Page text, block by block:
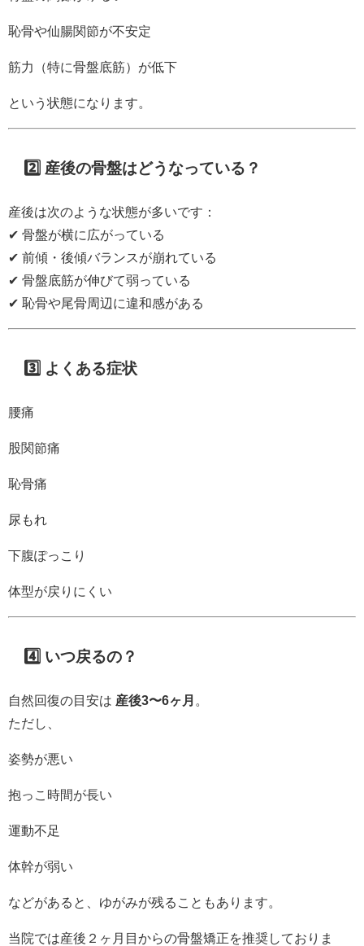
恥骨や仙腸関節が不安定
筋力（特に骨盤底筋）が低下
という状態になります。
2️⃣ 産後の骨盤はどうなっている？
産後は次のような状態が多いです：
✔ 骨盤が横に広がっている
✔ 前傾・後傾バランスが崩れている
✔ 骨盤底筋が伸びて弱っている
✔ 恥骨や尾骨周辺に違和感がある
3️⃣ よくある症状
腰痛
股関節痛
恥骨痛
尿もれ
下腹ぽっこり
体型が戻りにくい
4️⃣ いつ戻るの？
自然回復の目安は 産後3〜6ヶ月 。
ただし、
姿勢が悪い
抱っこ時間が長い
運動不足
体幹が弱い
などがあると、ゆがみが残ることもあります。
当院では産後２ヶ月目からの骨盤矯正を推奨しておりま